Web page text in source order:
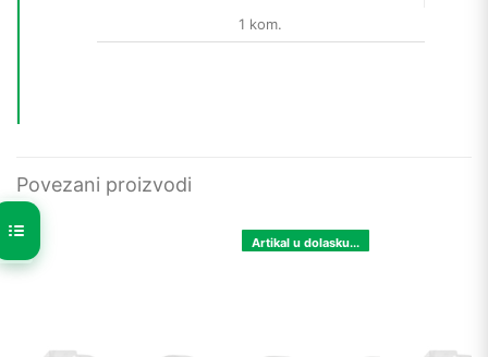
1 kom.
Povezani proizvodi
Artikal u dolasku...